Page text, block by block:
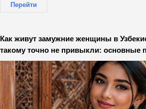
Перейти
Как живут замужние женщины в
такому точно не привыкли: основные